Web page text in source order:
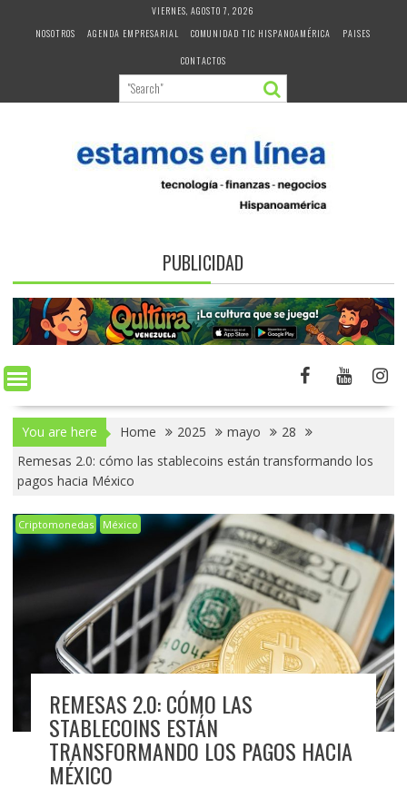
VIERNES, AGOSTO 7, 2026
NOSOTROS
AGENDA EMPRESARIAL COMUNIDAD TIC HISPANOAMÉRICA
PAISES
CONTACTOS
PUBLICIDAD
You are here Home 2025 mayo
28
Remesas 2.0: cómo las stablecoins están transformando los
pagos hacia México
Criptomonedas México
REMESAS 2.0: CÓMO LAS
STABLECOINS ESTÁN
TRANSFORMANDO LOS PAGOS HACIA
MÉXICO